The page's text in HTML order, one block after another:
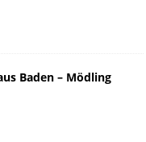
Baden – Mödling